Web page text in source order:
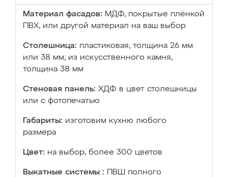
Материал фасадов: МДФ, покрытые плёнкой
ПВХ, или другой материал на ваш выбор
Столешница: пластиковая, толщина 26 мм
или 38 мм; из искусственного камня,
толщина 38 мм
Стеновая панель: ХДФ в цвет столешницы
или с фотопечатью
Габариты: изготовим кухню любого
размера
Цвет: на выбор, более 300 цветов
Выкатные системы :
ПВШ полного